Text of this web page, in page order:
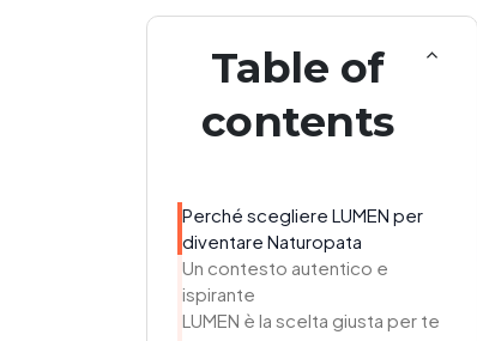
Table of
contents
Perché scegliere LUMEN per
diventare Naturopata
Un contesto autentico e
ispirante
LUMEN è la scelta giusta per te